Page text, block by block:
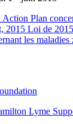
Plan
2015 Loi de
les maladies
Lyme